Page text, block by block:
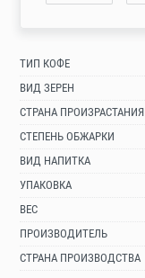
ТИП КОФЕ
ВИД ЗЕРЕН
СТРАНА ПРОИЗРАСТАНИЯ
СТЕПЕНЬ ОБЖАРКИ
ВИД НАПИТКА
УПАКОВКА
ВЕС
ПРОИЗВОДИТЕЛЬ
СТРАНА ПРОИЗВОДСТВА